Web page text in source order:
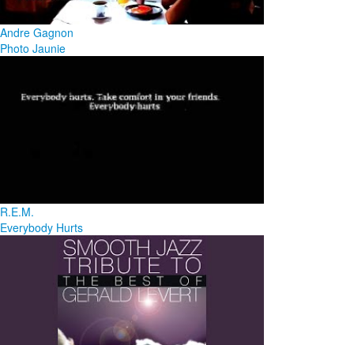
Andre Gagnon
Photo Jaunie
R.E.M.
Everybody Hurts